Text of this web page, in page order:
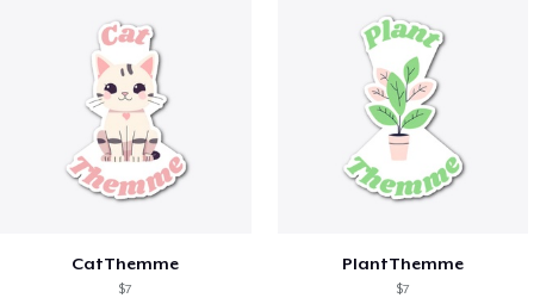
CatThemme
$7
PlantThemme
$7